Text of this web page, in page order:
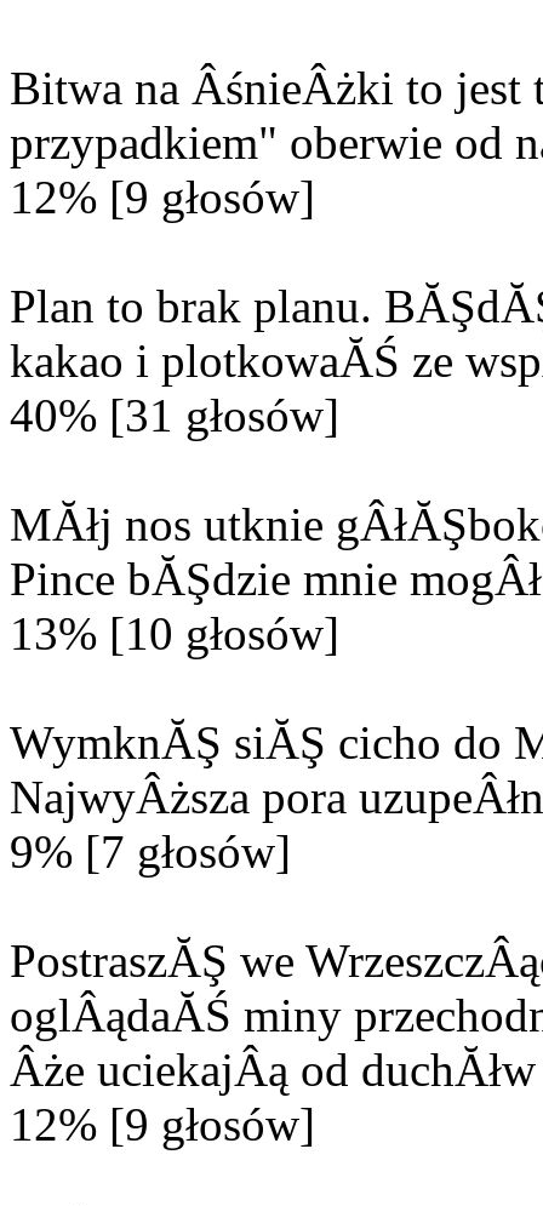
Bitwa na ÂśnieÂżki to jest
przypadkiem" oberwie od
12% [9 głosów]
Plan to brak planu.
kakao i plotkowaĂŚ ze
40% [31 głosów]
MĂłj nos utknie
Pince bĂŞdzie mnie
13% [10 głosów]
WymknĂŞ siĂŞ cicho do
NajwyÂższa pora
9% [7 głosów]
PostraszĂŞ we
oglÂądaĂŚ miny
Âże uciekajÂą od
12% [9 głosów]